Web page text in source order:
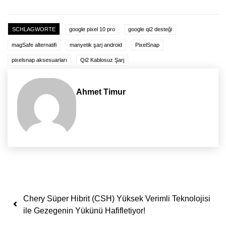
SCHLAGWORTE google pixel 10 pro google qi2 desteği
magSafe alternatifi manyetik şarj android PixelSnap
pixelsnap aksesuarları Qi2 Kablosuz Şarj
Ahmet Timur
Yazı dolaşımı
Chery Süper Hibrit (CSH) Yüksek Verimli Teknolojisi
ile Gezegenin Yükünü Hafifletiyor!